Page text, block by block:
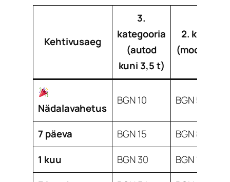
Kehtivusaeg
3.
kategooria
(autod
kuni 3,5 t)
2.
Nädalavahetus
BGN 10 BGN 5
7 päeva BGN 15
BGN 8
1 kuu
BGN 30
BGN 15